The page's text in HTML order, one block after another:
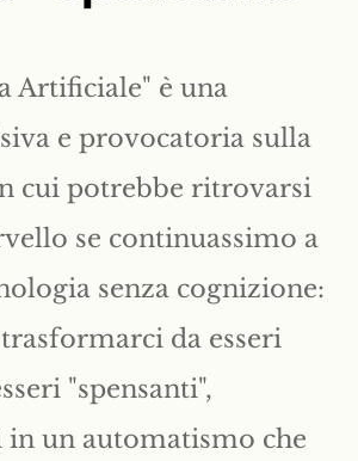
Artificiale" è una
e provocatoria sulla
cui potrebbe ritrovarsi
se continuassimo a
senza cognizione:
da esseri
"spensanti",
un automatismo che